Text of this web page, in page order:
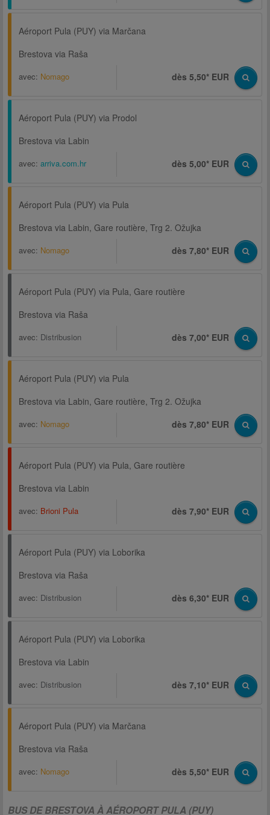
Aéroport Pula (PUY) via Marčana
Brestova via Raša
avec: Nomago dès 5,50* EUR
Aéroport Pula (PUY) via Prodol
Brestova via Labin
avec: arriva.com.hr dès 5,00* EUR
Aéroport Pula (PUY) via Pula
Brestova via Labin, Gare routière, Trg 2. Ožujka
avec: Nomago dès 7,80* EUR
Aéroport Pula (PUY) via Pula, Gare routière
Brestova via Raša
avec: Distribusion dès 7,00* EUR
Aéroport Pula (PUY) via Pula
Brestova via Labin, Gare routière, Trg 2. Ožujka
avec: Nomago dès 7,80* EUR
Aéroport Pula (PUY) via Pula, Gare routière
Brestova via Labin
avec: Brioni Pula dès 7,90* EUR
Aéroport Pula (PUY) via Loborika
Brestova via Raša
avec: Distribusion dès 6,30* EUR
Aéroport Pula (PUY) via Loborika
Brestova via Labin
avec: Distribusion dès 7,10* EUR
Aéroport Pula (PUY) via Marčana
Brestova via Raša
avec: Nomago dès 5,50* EUR
BUS DE BRESTOVA À AÉROPORT PULA (PUY)